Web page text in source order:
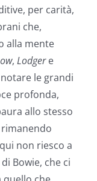
per carità,
che,
alla mente
, Lodgere
le grandi
profonda,
allo stesso
non riesco a
Bowie, che ci